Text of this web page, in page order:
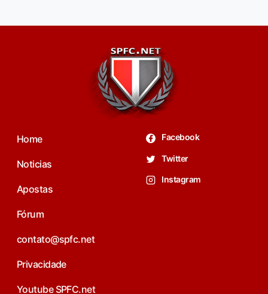
Home
Noticias
Apostas
Fórum
contato@spfc.net
Privacidade
Youtube SPFC.net
Facebook
Twitter
Instagram